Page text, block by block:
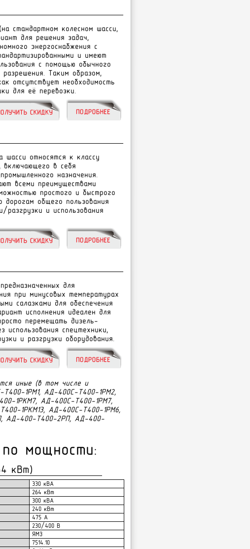
стандартном колесном шасси,
для решения задач,
энергоснабжения с
и имеют
с помощью обычного
Таким образом,
отсутствует необходимость
для её перевозки.
шасси относятся к классу
включающего в себя
назначения.
всеми преимуществами
простого и быстрого
общего пользования
и использования
для
при минусовых температурах
салазками для обеспечения
исполнения идеален для
перемещать дизель-
использования спецтехники,
и разгрузки оборудования.
иные (в том числе и
Т400-1РМ1, АД-400С-Т400-1РМ2,
1РКМ7, АД-400С-Т400-1РМ7,
1РКМ13, АД-400С-Т400-1РМ6,
АД-400-Т400-2РП, АД-400-
мощности:
кВт)
330 кВА
264 кВт
300 кВА
240 кВт
475 А
230/400 В
ЯМЗ
7514.10